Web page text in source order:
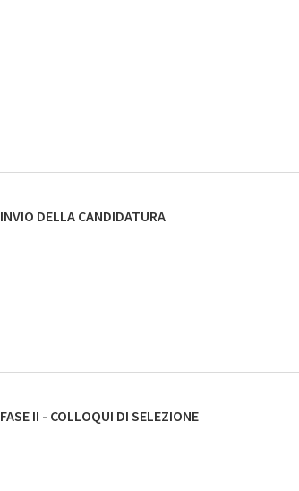
INVIO DELLA CANDIDATURA
FASE II - COLLOQUI DI SELEZIONE